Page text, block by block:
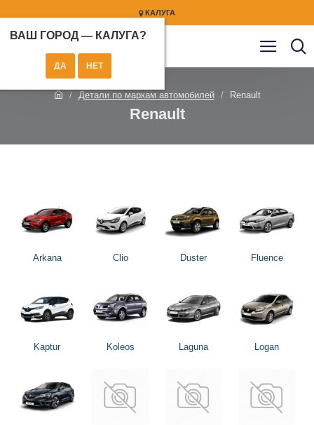
КАЛУГА
ВАШ ГОРОД — КАЛУГА?
Детали по маркам автомобилей Renault
Renault
Arkana Clio Duster Fluence
Kaptur Koleos Laguna Logan